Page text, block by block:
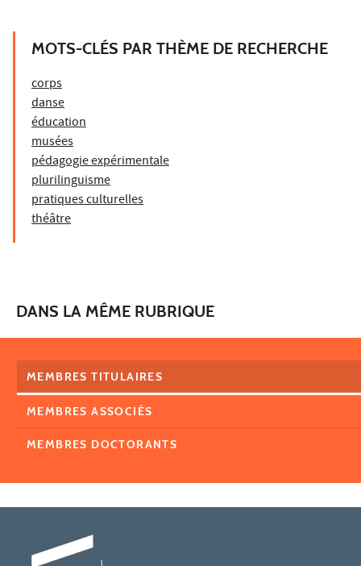
MOTS-CLÉS PAR THÈME DE RECHERCHE
corps
danse
éducation
musées
pédagogie expérimentale
plurilinguisme
pratiques culturelles
théâtre
DANS LA MÊME RUBRIQUE
MEMBRES TITULAIRES
MEMBRES ASSOCIÉS
MEMBRES DOCTORANTS